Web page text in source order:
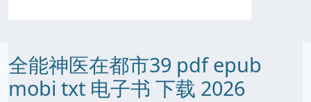
全能神医在都市39 pdf epub
mobi txt 电子书 下载 2026